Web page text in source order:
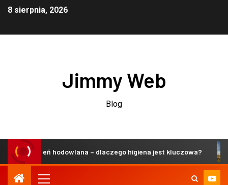
8 sierpnia, 2026
Jimmy Web
Blog
hodowlana – dlaczego higiena jest kluczowa?